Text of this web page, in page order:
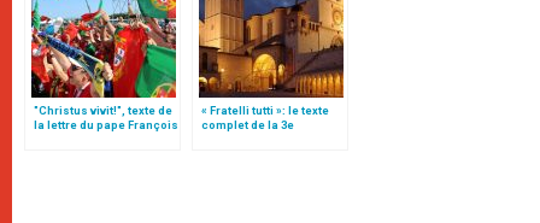
"Christus vivit!", texte de
la lettre du pape François
« Fratelli tutti »: le texte
complet de la 3e